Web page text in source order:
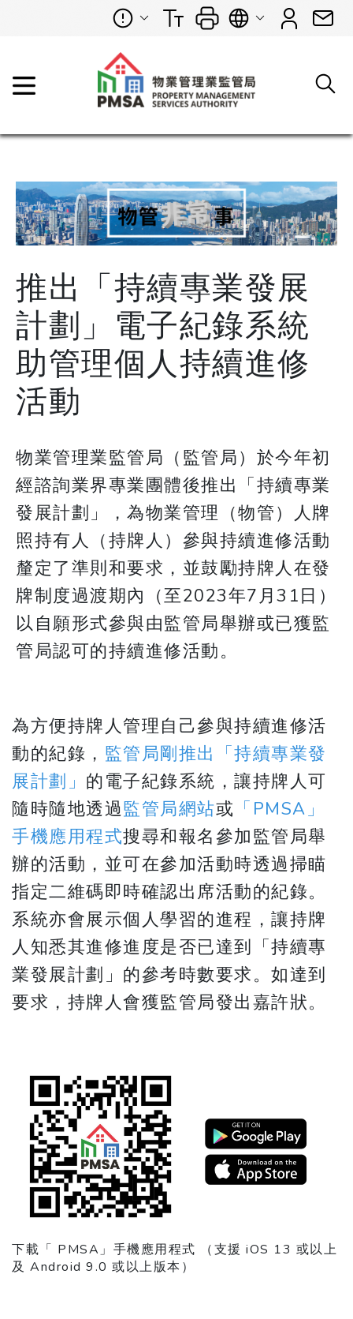
推出「持續專業發展
計劃」電子紀錄系統
助管理個人持續進修
活動
物業管理業監管局（監管局）於今年初
經諮詢業界專業團體後推出「持續專業
發展計劃」，為物業管理（物管）人牌
照持有人（持牌人）參與持續進修活動
釐定了準則和要求，並鼓勵持牌人在發
牌制度過渡期內（至2023年7月31日）
以自願形式參與由監管局舉辦或已獲監
管局認可的持續進修活動。
為方便持牌人管理自己參與持續進修活
動的紀錄， 監管局剛推出「持續專業發
展計劃」 的電子紀錄系統，讓持牌人可
隨時隨地透過監管局網站或 「PMSA」
手機應用程式搜尋和報名參加監管局舉
辦的活動，並可在參加活動時透過掃瞄
指定二維碼即時確認出席活動的紀錄。
系統亦會展示個人學習的進程，讓持牌
人知悉其進修進度是否已達到「持續專
業發展計劃」的參考時數要求。如達到
要求，持牌人會獲監管局發出嘉許狀。
下載「 PMSA」⼿機應⽤程式 （支援 iOS 13 或以上
及 Android 9.0 或以上版本）